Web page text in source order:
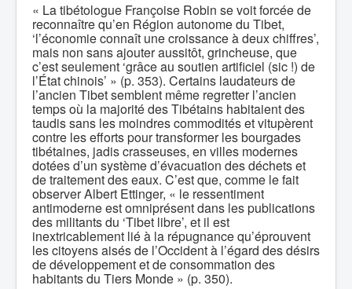
« La tibétologue Françoise Robin se voit forcée de
reconnaître qu’en Région autonome du Tibet,
‘l’économie connaît une croissance à deux chiffres’,
mais non sans ajouter aussitôt, grincheuse, que
c’est seulement ‘grâce au soutien artificiel (sic !) de
l’État chinois’ » (p. 353). Certains laudateurs de
l’ancien Tibet semblent même regretter l’ancien
temps où la majorité des Tibétains habitaient des
taudis sans les moindres commodités et vitupèrent
contre les efforts pour transformer les bourgades
tibétaines, jadis crasseuses, en villes modernes
dotées d’un système d’évacuation des déchets et
de traitement des eaux. C’est que, comme le fait
observer Albert Ettinger, « le ressentiment
antimoderne est omniprésent dans les publications
des militants du ‘Tibet libre’, et il est
inextricablement lié à la répugnance qu’éprouvent
les citoyens aisés de l’Occident à l’égard des désirs
de développement et de consommation des
habitants du Tiers Monde » (p. 350).